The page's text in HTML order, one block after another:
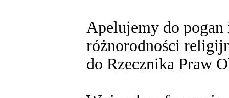
Apelujemy do
różnorodności
do Rzecznika Praw